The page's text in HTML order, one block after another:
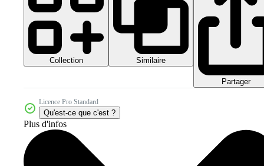
Collection Similaire
Partager
Licence Pro Standard
Qu'est-ce que c'est ?
Plus d'infos